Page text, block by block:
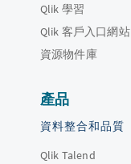
Qlik 學習
Qlik 客戶入口網站
資源物件庫
產品
資料整合和品質
Qlik Talend